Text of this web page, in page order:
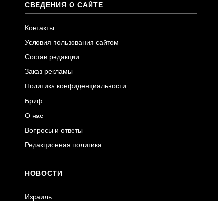
СВЕДЕНИЯ О САЙТЕ
Контакты
Условия пользования сайтом
Состав редакции
Заказ рекламы
Политика конфиденциальности
Бриф
О нас
Вопросы и ответы
Редакционная политика
НОВОСТИ
Израиль